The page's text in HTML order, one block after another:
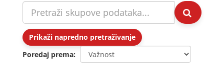
Prikaži napredno pretraživanje
Poredaj prema